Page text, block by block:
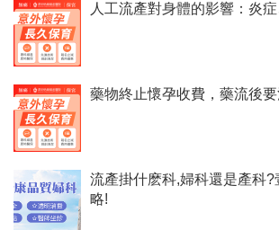
人工流產對身體的影響：炎
藥物終止懷孕收費，藥流後
流產掛什麽科,婦科還是產科
略!